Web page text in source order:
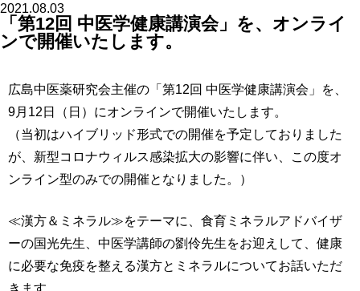
2021.08.03
「第12回 中医学健康講演会」を、オンライ
ンで開催いたします。
広島中医薬研究会主催の「第12回 中医学健康講演会」を、
9月12日（日）にオンラインで開催いたします。
（当初はハイブリッド形式での開催を予定しておりました
が、新型コロナウィルス感染拡大の影響に伴い、この度オ
ンライン型のみでの開催となりました。）
≪漢方＆ミネラル≫をテーマに、食育ミネラルアドバイザ
ーの国光先生、中医学講師の劉伶先生をお迎えして、健康
に必要な免疫を整える漢方とミネラルについてお話いただ
きます。